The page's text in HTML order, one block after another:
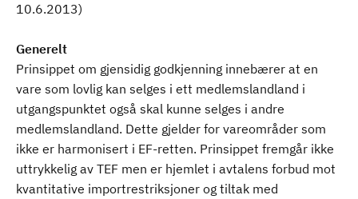
10.6.2013)
Generelt
Prinsippet om gjensidig godkjenning innebærer at en
vare som lovlig kan selges i ett medlemslandland i
utgangspunktet også skal kunne selges i andre
medlemslandland. Dette gjelder for vareområder som
ikke er harmonisert i EF-retten. Prinsippet fremgår ikke
uttrykkelig av TEF men er hjemlet i avtalens forbud mot
kvantitative importrestriksjoner og tiltak med